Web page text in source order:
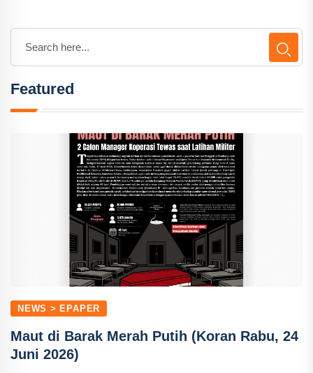
Featured
NEWS > EPAPER
Maut di Barak Merah Putih (Koran Rabu, 24
Juni 2026)